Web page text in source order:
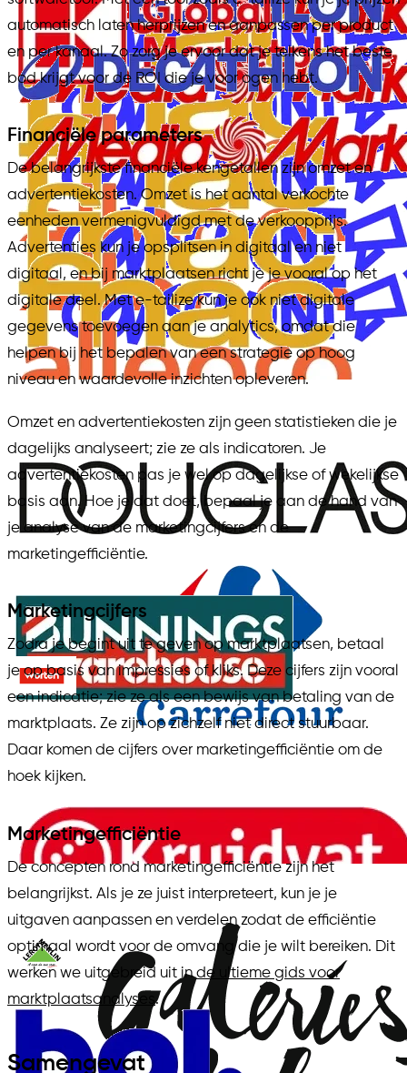
automatisch laten herprijzen en aanpassen per product
en per kanaal. Zo zorg je ervoor dat je telkens het beste
bod krijgt voor de ROI die je voor ogen hebt.
Financiële parameters
De belangrijkste financiële kengetallen zijn omzet en
advertentiekosten. Omzet is het aantal verkochte
eenheden vermenigvuldigd met de verkoopprijs.
Advertenties kun je opsplitsen in digitaal en niet
digitaal, en bij marktplaatsen richt je je vooral op het
digitale deel. Met e-tailize kun je ook niet digitale
gegevens toevoegen aan je analytics, omdat die
helpen bij het bepalen van een strategie op hoog
niveau en waardevolle inzichten opleveren.
Omzet en advertentiekosten zijn geen statistieken die je
dagelijks analyseert; zie ze als indicatoren. Je
advertentiekosten pas je wel op dagelijkse of wekelijkse
basis aan. Hoe je dat doet, bepaal je aan de hand van
je analyse van de marketingcijfers en de
marketingefficiëntie.
Marketingcijfers
Zodra je begint uit te geven op marktplaatsen, betaal
je op basis van impressies of kliks. Deze cijfers zijn vooral
een indicatie; zie ze als een bewijs van betaling van de
marktplaats. Ze zijn op zichzelf niet direct stuurbaar.
Daar komen de cijfers over marketingefficiëntie om de
hoek kijken.
Marketingefficiëntie
De concepten rond marketingefficiëntie zijn het
belangrijkst. Als je ze juist interpreteert, kun je je
uitgaven aanpassen en verdelen zodat de efficiëntie
optimaal wordt voor de omvang die je wilt bereiken. Dit
werken we uitgebreid uit inde ultieme gids voor
marktplaatsanalyses .
Samengevat